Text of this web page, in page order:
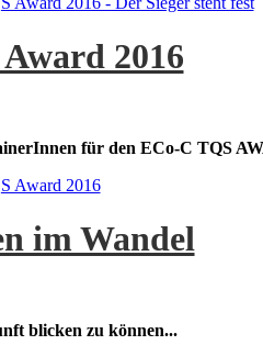
2016
für den ECo-C TQS
Award 2016
im Wandel
blicken zu können...